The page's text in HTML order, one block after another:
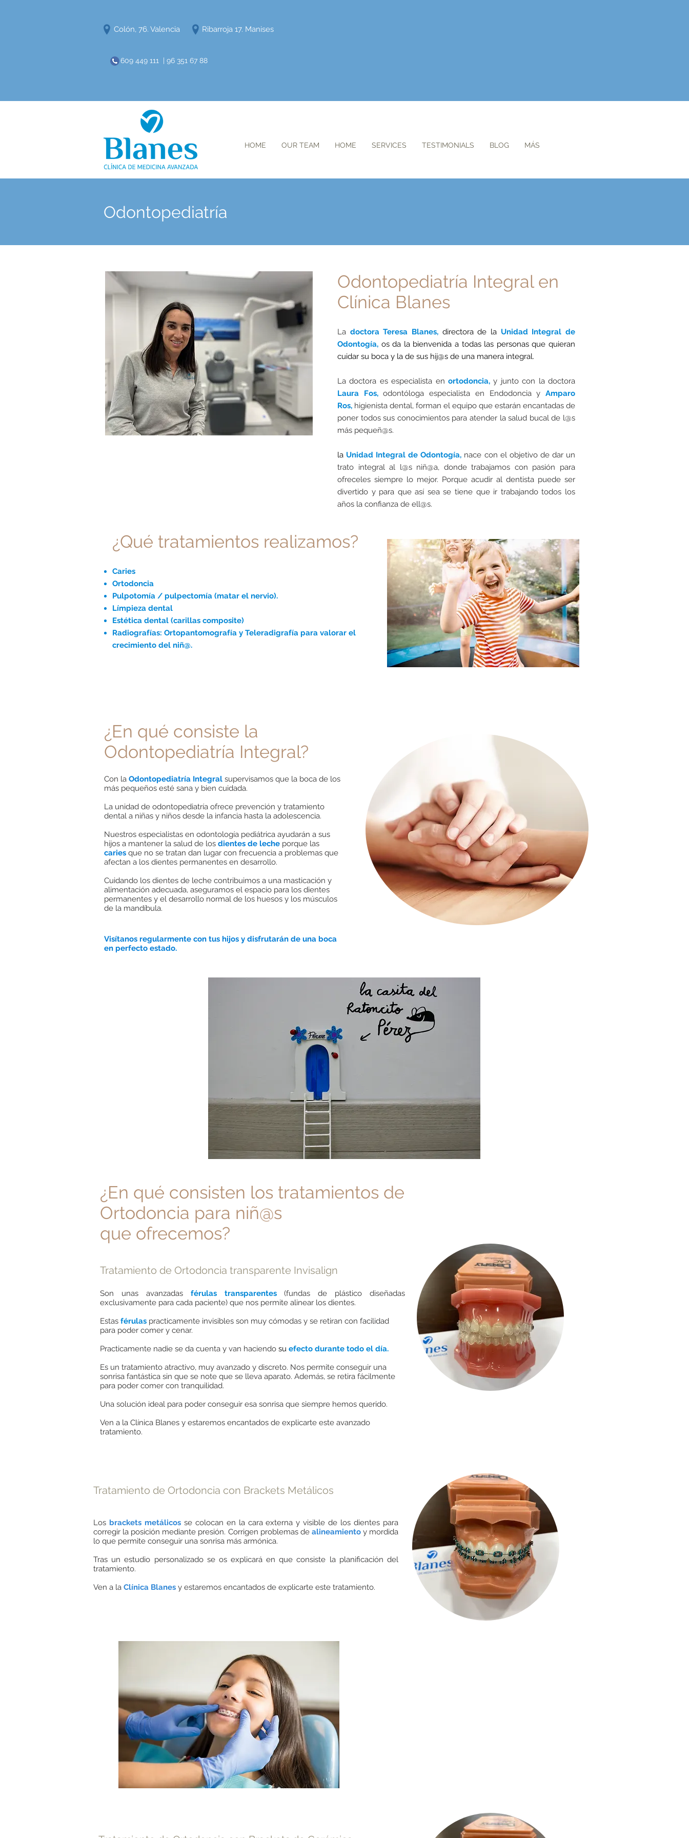
Colón, 76. Valencia Ribarroja 17. Manises
609 449 111 | 96 351 67 88
HOME OUR TEAM HOME SERVICES TESTIMONIALS BLOG MÁS
Odontopediatría
Odontopediatría Integral en
Clínica Blanes
La doctora Teresa Blanes, directora de la Unidad Integral de
Odontogía, os da la bienvenida a todas las personasque quieran
cuidar su boca y la de sus hij@s de una manera integral.
La doctora es especialista en ortodoncia, y junto con la doctora
Laura Fos,odontóloga especialista en Endodoncia yAmparo
Ros, higienista dental, forman el equipo que estarán encantadas de
poner todos sus conocimientos para atender la salud bucal de l@s
más pequeñ@s.
la Unidad Integral de Odontogía, nace con el objetivo de dar un
trato integral al l@s niñ@a, donde trabajamos con pasión para
ofreceles siempre lo mejor. Porque acudir al dentista puede ser
divertido y para que así sea se tiene que ir trabajando todos los
años la confianza de ell@s.
¿Qué tratamientos realizamos?
Caries
Ortodoncia
Pulpotomía / pulpectomía (matar el nervio).
Límpieza dental
Estética dental (carillas composite)
Radiografías: Ortopantomografía y Teleradigrafía para valorar el
crecimiento del niñ@.
¿En qué consiste la
Odontopediatría Integral?
Con la Odontopediatría Integral supervisamos que la boca de los
más pequeños esté sana y bien cuidada.
La unidad de odontopediatría ofrece prevención y tratamiento
dental a niñas y niños desde la infancia hasta la adolescencia.
Nuestros especialistas en odontología pediátrica ayudarán a sus
hijos a mantener la salud de los dientes de leche porque las
caries que no se tratan dan lugar con frecuencia a problemas que
afectan a los dientes permanentes en desarrollo.
Cuidando los dientes de leche contribuimos a una masticación y
alimentación adecuada, aseguramos el espacio para los dientes
permanentes y el desarrollo normal de los huesos y los músculos
de la mandíbula.
Visítanos regularmente con tus hijos y disfrutarán de una boca
en perfecto estado.
¿En qué consisten los tratamientos de
Ortodoncia para niñ@s
que ofrecemos?
Tratamiento de Ortodoncia transparente Invisalign
Son unas avanzadas férulas transparentes(fundas de plástico diseñadas
exclusivamente para cada paciente) que nos permite alinear los dientes.
Estas férulas practicamente invisibles son muy cómodas y se retiran con facilidad
para poder comer y cenar.
Practicamente nadie se da cuenta y van haciendo su efecto durante todo el día.
Es un tratamiento atractivo, muy avanzado y discreto. Nos permite conseguir una
sonrisa fantástica sin que se note que se lleva aparato. Además, se retira fácilmente
para poder comer con tranquilidad.
Una solución ideal para poder conseguir esa sonrisa que siempre hemos querido.
Ven a la Clínica Blanes y estaremos encantados de explicarte este avanzado
tratamiento.
Tratamiento de Ortodoncia con Brackets Metálicos
Los brackets metálicosse colocan en la cara externa y visible de los dientes para
corregir la posición mediante presión. Corrigen problemas de alineamientoy mordida
lo que permite conseguir una sonrisa más armónica.
Tras un estudio personalizado se os explicará en que consiste la planificación del
tratamiento.
Ven a la Clínica Blanes y estaremos encantados de explicarte este tratamiento.